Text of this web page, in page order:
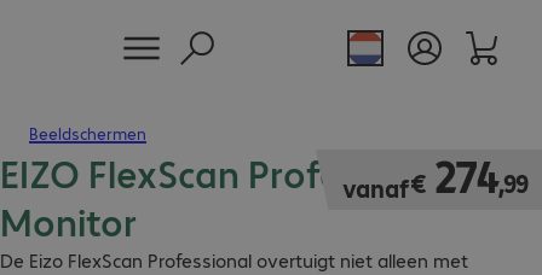
Beeldschermen
EIZO FlexScan Professional
Monitor
De Eizo FlexScan Professional overtuigt niet alleen met
vanaf€ 274,99
€ 274,99